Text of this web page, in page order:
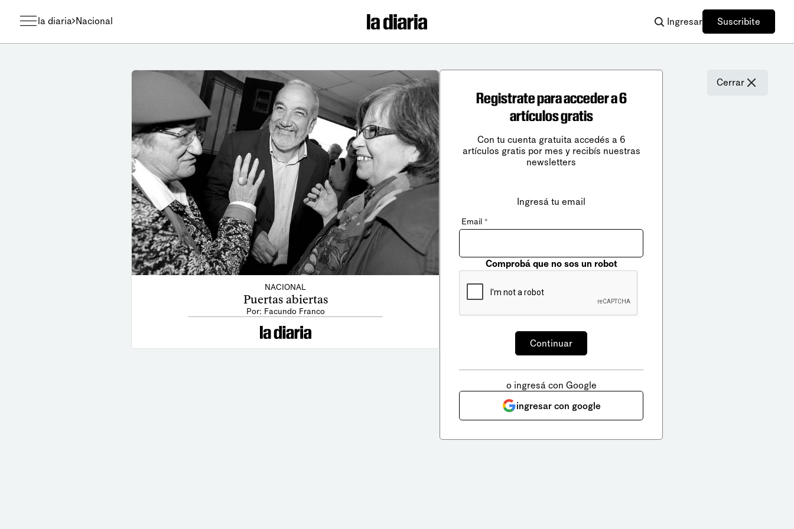
la diaria Nacional Ingresar Suscribite
NACIONAL
Puertas abiertas
Por: Facundo Franco
Cerrar
Registrate para acceder a 6
artículos gratis
Con tu cuenta gratuita accedés a 6
artículos gratis por mes y recibís nuestras
newsletters
Ingresá tu email
Email *
Comprobá que no sos un robot
o ingresá con Google
ingresar con google